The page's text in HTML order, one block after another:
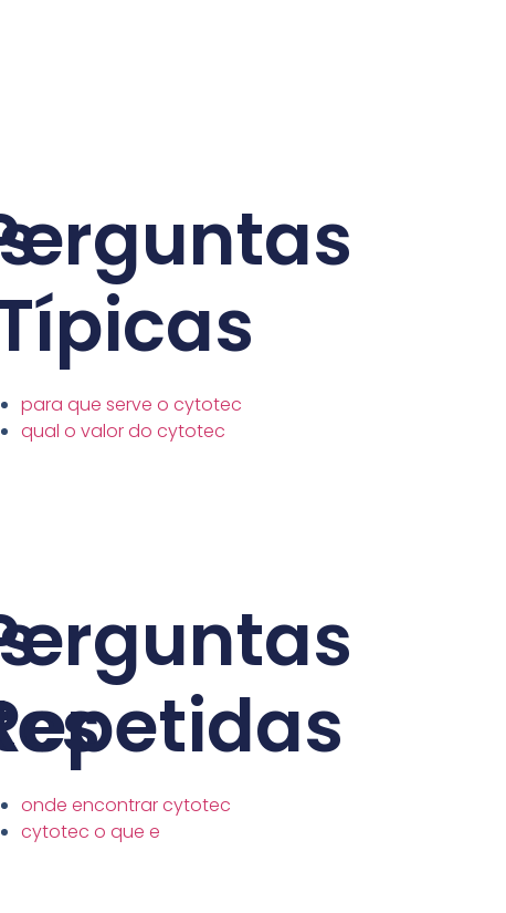
para que serve o cytotec
qual o valor do cytotec
onde encontrar cytotec
cytotec o que e